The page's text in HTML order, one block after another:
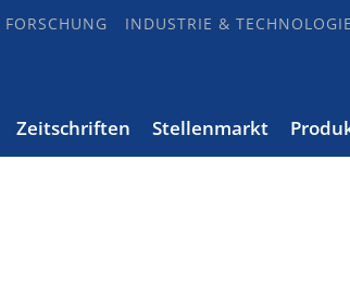
FORSCHUNG INDUSTRIE & TECHNOLOGIE
Zeitschriften Stellenmarkt